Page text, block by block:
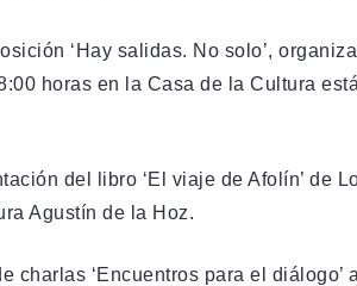
‘Hay salidas. No solo’,
horas en la Casa de la Cultura
del libro ‘El viaje de Afolín’ de
Agustín de la Hoz.
charlas ‘Encuentros para el